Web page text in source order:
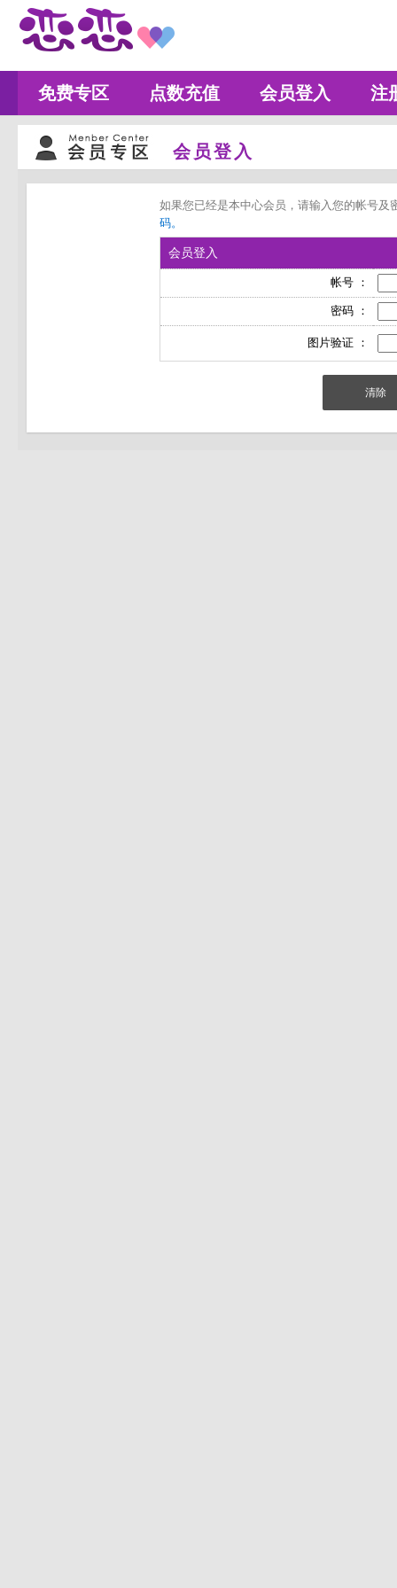
免费专区 点数充值 会员登入 注
会员登入
如果您已经是本中心会员，请输入您的帐号
码。
会员登入
帐号 ：
密码 ：
图片验证 ：